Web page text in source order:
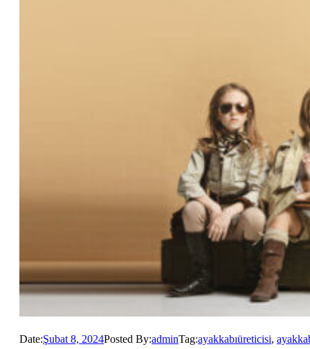
Date:Şubat 8, 2024Posted By:adminTag:ayakkabıüreticisi,